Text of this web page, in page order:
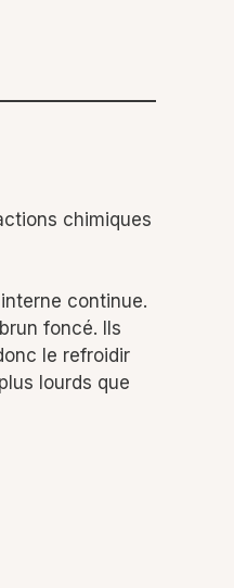
chimiques
continue.
foncé. Ils
le refroidir
lourds que